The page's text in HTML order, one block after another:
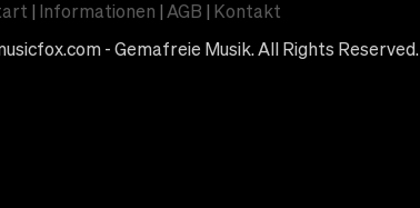
| Informationen | AGB | Kontakt
- Gemafreie Musik. All Rights Reserved.